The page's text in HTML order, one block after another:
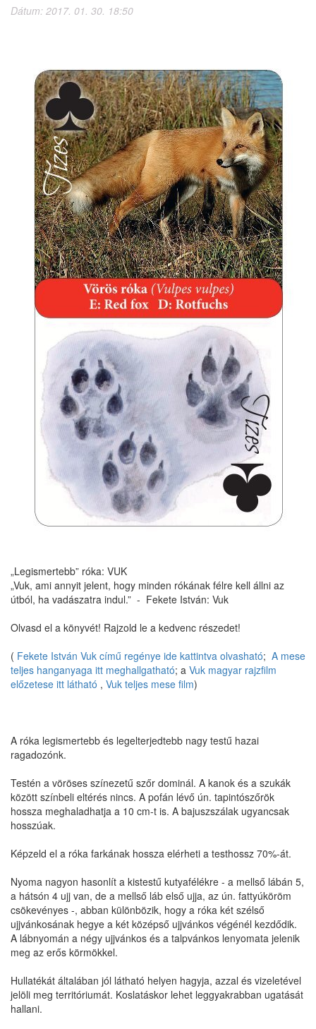
Dátum: 2017. 01. 30. 18:50
„Legismertebb” róka: VUK
„Vuk, ami annyit jelent, hogy minden rókának félre kell állni az
útból, ha vadászatra indul.” - Fekete István: Vuk
Olvasd el a könyvét! Rajzold le a kedvenc részedet!
( Fekete István Vuk című regénye ide kattintva olvasható; A mese
teljes hanganyaga itt meghallgatható; a Vuk magyar rajzfilm
előzetese itt látható , Vuk teljes mese film)
A róka legismertebb és legelterjedtebb nagy testű hazai
ragadozónk.
Testén a vöröses színezetű szőr dominál. A kanok és a szukák
között színbeli eltérés nincs. A pofán lévő ún. tapintószőrök
hossza meghaladhatja a 10 cm-t is. A bajuszszálak ugyancsak
hosszúak.
Képzeld el a róka farkának hossza elérheti a testhossz 70%-át.
Nyoma nagyon hasonlít a kistestű kutyafélékre - a mellső lábán 5,
a hátsón 4 ujj van, de a mellső láb első ujja, az ún. fattyúköröm
csökevényes -, abban különbözik, hogy a róka két szélső
ujjvánkosának hegye a két középső ujjvánkos végénél kezdődik.
A lábnyomán a négy ujjvánkos és a talpvánkos lenyomata jelenik
meg az erős körmökkel.
Hullatékát általában jól látható helyen hagyja, azzal és vizeletével
jelöli meg territóriumát. Koslatáskor lehet leggyakrabban ugatását
hallani.